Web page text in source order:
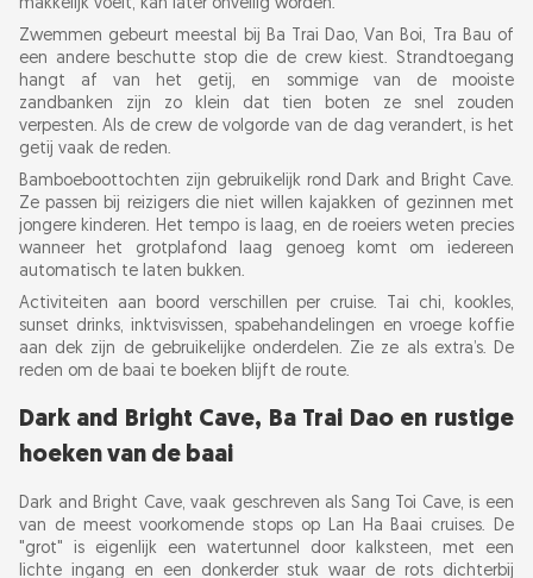
makkelijk voelt, kan later onveilig worden.
Zwemmen gebeurt meestal bij Ba Trai Dao, Van Boi, Tra Bau of
een andere beschutte stop die de crew kiest. Strandtoegang
hangt af van het getij, en sommige van de mooiste
zandbanken zijn zo klein dat tien boten ze snel zouden
verpesten. Als de crew de volgorde van de dag verandert, is het
getij vaak de reden.
Bamboeboottochten zijn gebruikelijk rond Dark and Bright Cave.
Ze passen bij reizigers die niet willen kajakken of gezinnen met
jongere kinderen. Het tempo is laag, en de roeiers weten precies
wanneer het grotplafond laag genoeg komt om iedereen
automatisch te laten bukken.
Activiteiten aan boord verschillen per cruise. Tai chi, kookles,
sunset drinks, inktvisvissen, spabehandelingen en vroege koffie
aan dek zijn de gebruikelijke onderdelen. Zie ze als extra’s. De
reden om de baai te boeken blijft de route.
Dark and Bright Cave, Ba Trai Dao en rustige
hoeken van de baai
Dark and Bright Cave, vaak geschreven als Sang Toi Cave, is een
van de meest voorkomende stops op Lan Ha Baai cruises. De
"grot" is eigenlijk een watertunnel door kalksteen, met een
lichte ingang en een donkerder stuk waar de rots dichterbij